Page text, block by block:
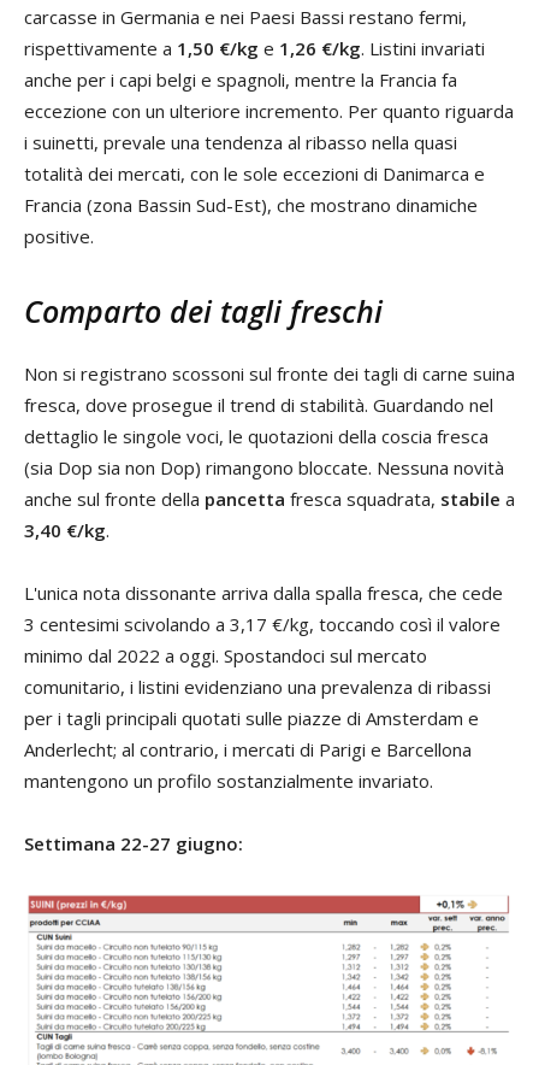
carcasse in Germania e nei Paesi Bassi restano fermi,
rispettivamente a 1,50 €/kg e 1,26 €/kg. Listini invariati
anche per i capi belgi e spagnoli, mentre la Francia fa
eccezione con un ulteriore incremento. Per quanto riguarda
i suinetti, prevale una tendenza al ribasso nella quasi
totalità dei mercati, con le sole eccezioni di Danimarca e
Francia (zona Bassin Sud-Est), che mostrano dinamiche
positive.
Comparto dei tagli freschi
Non si registrano scossoni sul fronte dei tagli di carne suina
fresca, dove prosegue il trend di stabilità. Guardando nel
dettaglio le singole voci, le quotazioni della coscia fresca
(sia Dop sia non Dop) rimangono bloccate. Nessuna novità
anche sul fronte della pancetta fresca squadrata, stabile a
3,40 €/kg.
L'unica nota dissonante arriva dalla spalla fresca, che cede
3 centesimi scivolando a 3,17 €/kg, toccando così il valore
minimo dal 2022 a oggi. Spostandoci sul mercato
comunitario, i listini evidenziano una prevalenza di ribassi
per i tagli principali quotati sulle piazze di Amsterdam e
Anderlecht; al contrario, i mercati di Parigi e Barcellona
mantengono un profilo sostanzialmente invariato.
Settimana 22-27 giugno: